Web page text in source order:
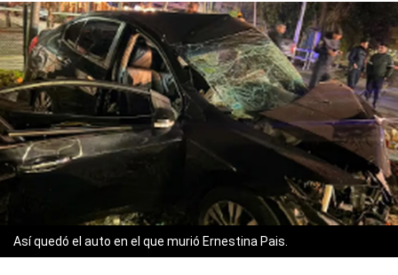
Así quedó el auto en el que murió Ernestina Pais.